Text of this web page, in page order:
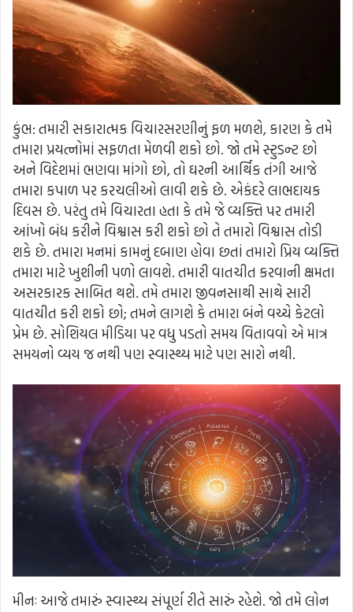
કુંભ: તમારી સકારાત્મક વિચારસરણીનું ફળ મળશે, કારણ કે તમે
તમારા પ્રયત્નોમાં સફળતા મેળવી શકો છો. જો તમે સ્ટુડન્ટ છો
અને વિદેશમાં ભણવા માંગો છો, તો ઘરની આર્થિક તંગી આજે
તમારા કપાળ પર કરચલીઓ લાવી શકે છે. એકંદરે લાભદાયક
દિવસ છે. પરંતુ તમે વિચારતા હતા કે તમે જે વ્યક્તિ પર તમારી
આંખો બંધ કરીને વિશ્વાસ કરી શકો છો તે તમારો વિશ્વાસ તોડી
શકે છે. તમારા મનમાં કામનું દબાણ હોવા છતાં તમારો પ્રિય વ્યક્તિ
તમારા માટે ખુશીની પળો લાવશે. તમારી વાતચીત કરવાની ક્ષમતા
અસરકારક સાબિત થશે. તમે તમારા જીવનસાથી સાથે સારી
વાતચીત કરી શકો છો; તમને લાગશે કે તમારા બંને વચ્ચે કેટલો
પ્રેમ છે. સોશિયલ મીડિયા પર વધુ પડતો સમય વિતાવવો એ માત્ર
સમયનો વ્યય જ નથી પણ સ્વાસ્થ્ય માટે પણ સારો નથી.
મીનઃ આજે તમારું સ્વાસ્થ્ય સંપૂર્ણ રીતે સારું રહેશે. જો તમે લોન